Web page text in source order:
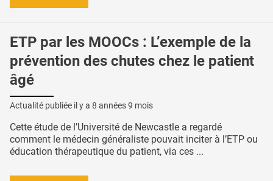
ETP par les MOOCs : L’exemple de la
prévention des chutes chez le patient
âgé
Actualité publiée il y a 8 années 9 mois
Cette étude de l’Université de Newcastle a regardé
comment le médecin généraliste pouvait inciter à l’ETP ou
éducation thérapeutique du patient, via ces ...